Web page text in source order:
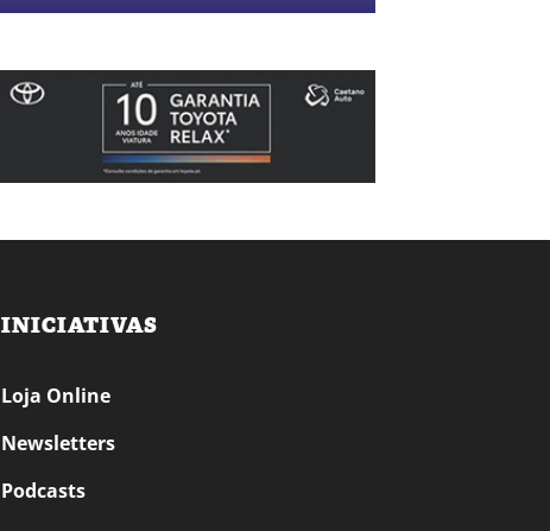
INICIATIVAS
Loja Online
Newsletters
Podcasts